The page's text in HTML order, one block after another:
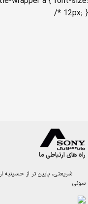
راه های ارتباطی ما
سونی